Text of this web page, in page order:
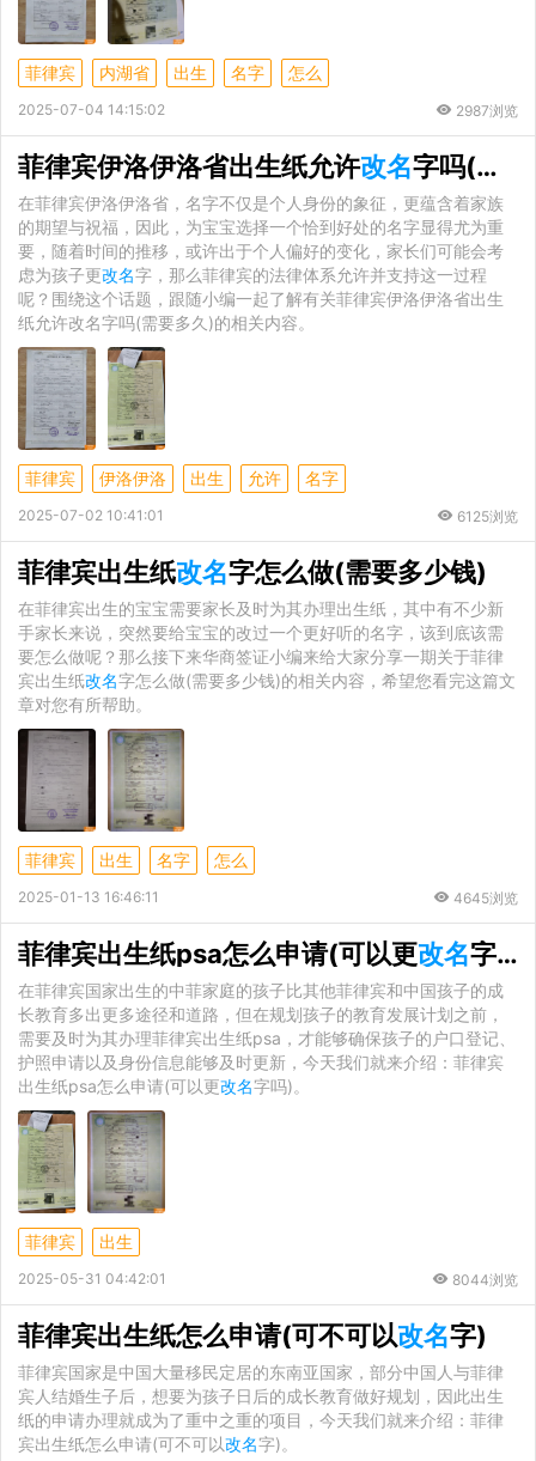
菲律宾 内湖省 出生 名字 怎么
2025-07-04 14:15:02 2987浏览
菲律宾伊洛伊洛省出生纸允许改名字吗(需要多久)
在菲律宾伊洛伊洛省，名字不仅是个人身份的象征，更蕴含着家族
的期望与祝福，因此，为宝宝选择一个恰到好处的名字显得尤为重
要，随着时间的推移，或许出于个人偏好的变化，家长们可能会考
虑为孩子更改名字，那么菲律宾的法律体系允许并支持这一过程
呢？围绕这个话题，跟随小编一起了解有关菲律宾伊洛伊洛省出生
纸允许改名字吗(需要多久)的相关内容。
菲律宾 伊洛伊洛 出生 允许 名字
2025-07-02 10:41:01 6125浏览
菲律宾出生纸改名字怎么做(需要多少钱)
在菲律宾出生的宝宝需要家长及时为其办理出生纸，其中有不少新
手家长来说，突然要给宝宝的改过一个更好听的名字，该到底该需
要怎么做呢？那么接下来华商签证小编来给大家分享一期关于菲律
宾出生纸改名字怎么做(需要多少钱)的相关内容，希望您看完这篇文
章对您有所帮助。
菲律宾 出生 名字 怎么
2025-01-13 16:46:11 4645浏览
菲律宾出生纸psa怎么申请(可以更改名字吗)
在菲律宾国家出生的中菲家庭的孩子比其他菲律宾和中国孩子的成
长教育多出更多途径和道路，但在规划孩子的教育发展计划之前，
需要及时为其办理菲律宾出生纸psa，才能够确保孩子的户口登记、
护照申请以及身份信息能够及时更新，今天我们就来介绍：菲律宾
出生纸psa怎么申请(可以更改名字吗)。
菲律宾 出生
2025-05-31 04:42:01 8044浏览
菲律宾出生纸怎么申请(可不可以改名字)
菲律宾国家是中国大量移民定居的东南亚国家，部分中国人与菲律
宾人结婚生子后，想要为孩子日后的成长教育做好规划，因此出生
纸的申请办理就成为了重中之重的项目，今天我们就来介绍：菲律
宾出生纸怎么申请(可不可以改名字)。